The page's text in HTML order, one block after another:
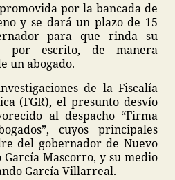
por la bancada de
y se dará un plazo de 15
para que rinda su
por escrito, de manera
un abogado.
de la Fiscalía
(FGR), el presunto desvío
al despacho “Firma
cuyos principales
del gobernador de Nuevo
Mascorro, y su medio
García Villarreal.